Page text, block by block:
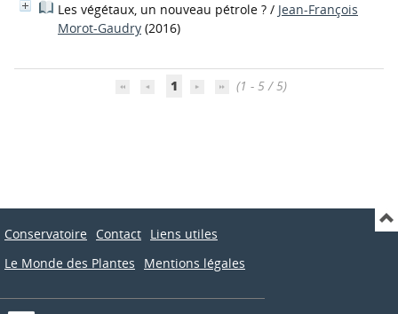
Les végétaux, un nouveau pétrole ? / Jean-François
Morot-Gaudry (2016)
1 (1 - 5 / 5)
Conservatoire Contact Liens utiles
Le Monde des Plantes
Mentions légales